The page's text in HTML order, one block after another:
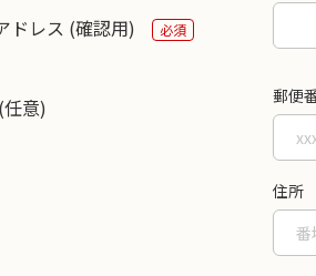
ドレス (確認用) 必須
任意) 郵便
住所